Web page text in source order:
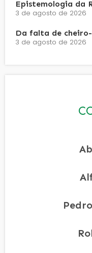
Epistemologia da
3 de agosto de 2026
Da falta de
3 de agosto de 2026